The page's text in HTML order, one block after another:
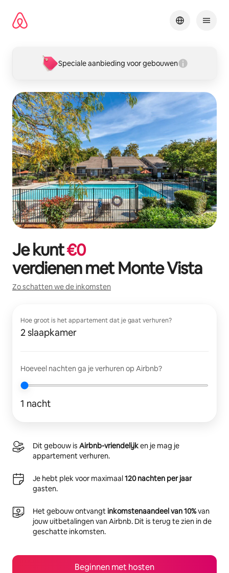
direct
naar
Speciale aanbieding voor gebouwen
Je kunt€0
verdienen metMonte Vista
Zo schatten we de inkomsten
Hoe groot is het appartement dat je gaat verhuren?
2 slaapkamer
Hoeveel nachten ga je verhuren op Airbnb?
1 nacht
Dit gebouw is Airbnb-vriendelijken je mag je
appartement verhuren.
Je hebt plek voor maximaal120 nachten per jaar
gasten.
Het gebouw ontvangtinkomstenaandeel van 10%van
jouw uitbetalingen van Airbnb. Dit is terug te zien in de
geschatte inkomsten.
Beginnen met hosten